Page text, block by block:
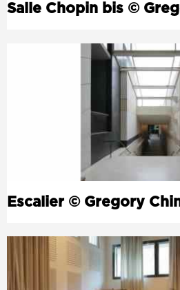
Salle Chopin bis ©
Escalier © Gregory